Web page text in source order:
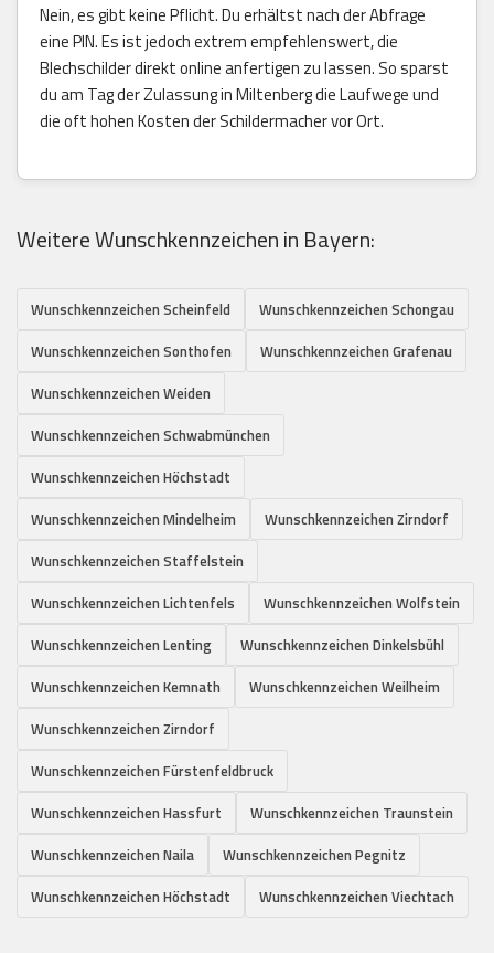
Nein, es gibt keine Pflicht. Du erhältst nach der Abfrage
eine PIN. Es ist jedoch extrem empfehlenswert, die
Blechschilder direkt online anfertigen zu lassen. So sparst
du am Tag der Zulassung in Miltenberg die Laufwege und
die oft hohen Kosten der Schildermacher vor Ort.
Weitere Wunschkennzeichen in Bayern:
Wunschkennzeichen Scheinfeld
Wunschkennzeichen Schongau
Wunschkennzeichen Sonthofen
Wunschkennzeichen Grafenau
Wunschkennzeichen Weiden
Wunschkennzeichen Schwabmünchen
Wunschkennzeichen Höchstadt
Wunschkennzeichen Mindelheim
Wunschkennzeichen Zirndorf
Wunschkennzeichen Staffelstein
Wunschkennzeichen Lichtenfels
Wunschkennzeichen Wolfstein
Wunschkennzeichen Lenting
Wunschkennzeichen Dinkelsbühl
Wunschkennzeichen Kemnath
Wunschkennzeichen Weilheim
Wunschkennzeichen Zirndorf
Wunschkennzeichen Fürstenfeldbruck
Wunschkennzeichen Hassfurt
Wunschkennzeichen Traunstein
Wunschkennzeichen Naila
Wunschkennzeichen Pegnitz
Wunschkennzeichen Höchstadt
Wunschkennzeichen Viechtach